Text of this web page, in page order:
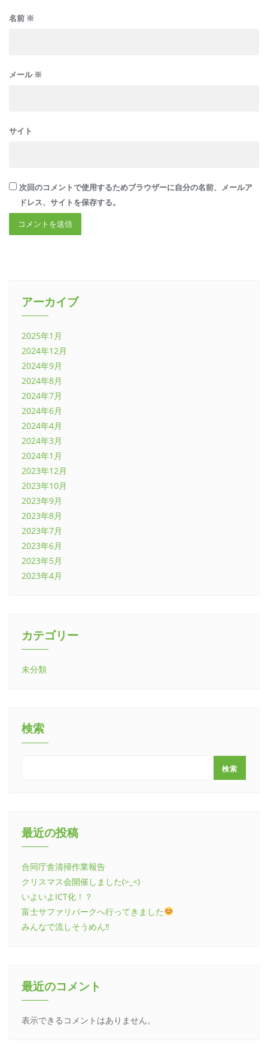
名前 ※
メール ※
サイト
次回のコメントで使用するためブラウザーに自分の名前、メールア
ドレス、サイトを保存する。
アーカイブ
2025年1月
2024年12月
2024年9月
2024年8月
2024年7月
2024年6月
2024年4月
2024年3月
2024年1月
2023年12月
2023年10月
2023年9月
2023年8月
2023年7月
2023年6月
2023年5月
2023年4月
カテゴリー
未分類
検索
検索
最近の投稿
合同庁舎清掃作業報告
クリスマス会開催しました(>_<)
いよいよICT化！？
富士サファリパークへ行ってきました
みんなで流しそうめん‼︎
最近のコメント
表示できるコメントはありません。